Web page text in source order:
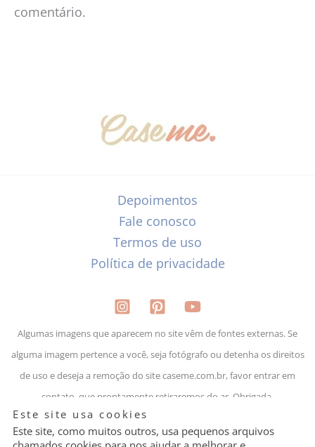
comentário.
Depoimentos
Fale conosco
Termos de uso
Política de privacidade
Algumas imagens que aparecem no site vêm de fontes externas. Se
alguma imagem pertence a você, seja fotógrafo ou detenha os direitos
de uso e deseja a remoção do site caseme.com.br, favor entrar em
contato, que prontamente retiraremos do ar. Obrigada.
Este site usa cookies
Este site, como muitos outros, usa pequenos arquivos
Cookie